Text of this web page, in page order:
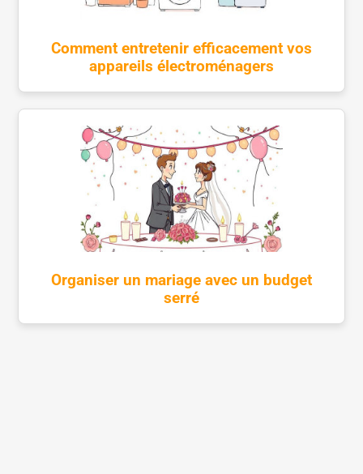
Comment entretenir efficacement vos
appareils électroménagers
Organiser un mariage avec un budget
serré